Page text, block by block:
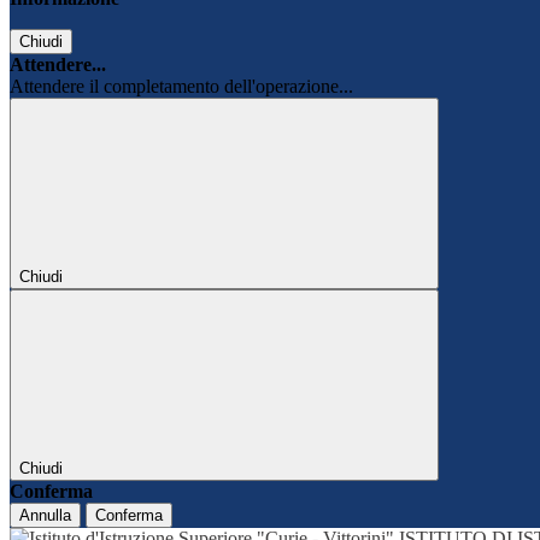
Chiudi
Attendere...
Attendere il completamento dell'operazione...
Chiudi
Chiudi
Conferma
Annulla Conferma